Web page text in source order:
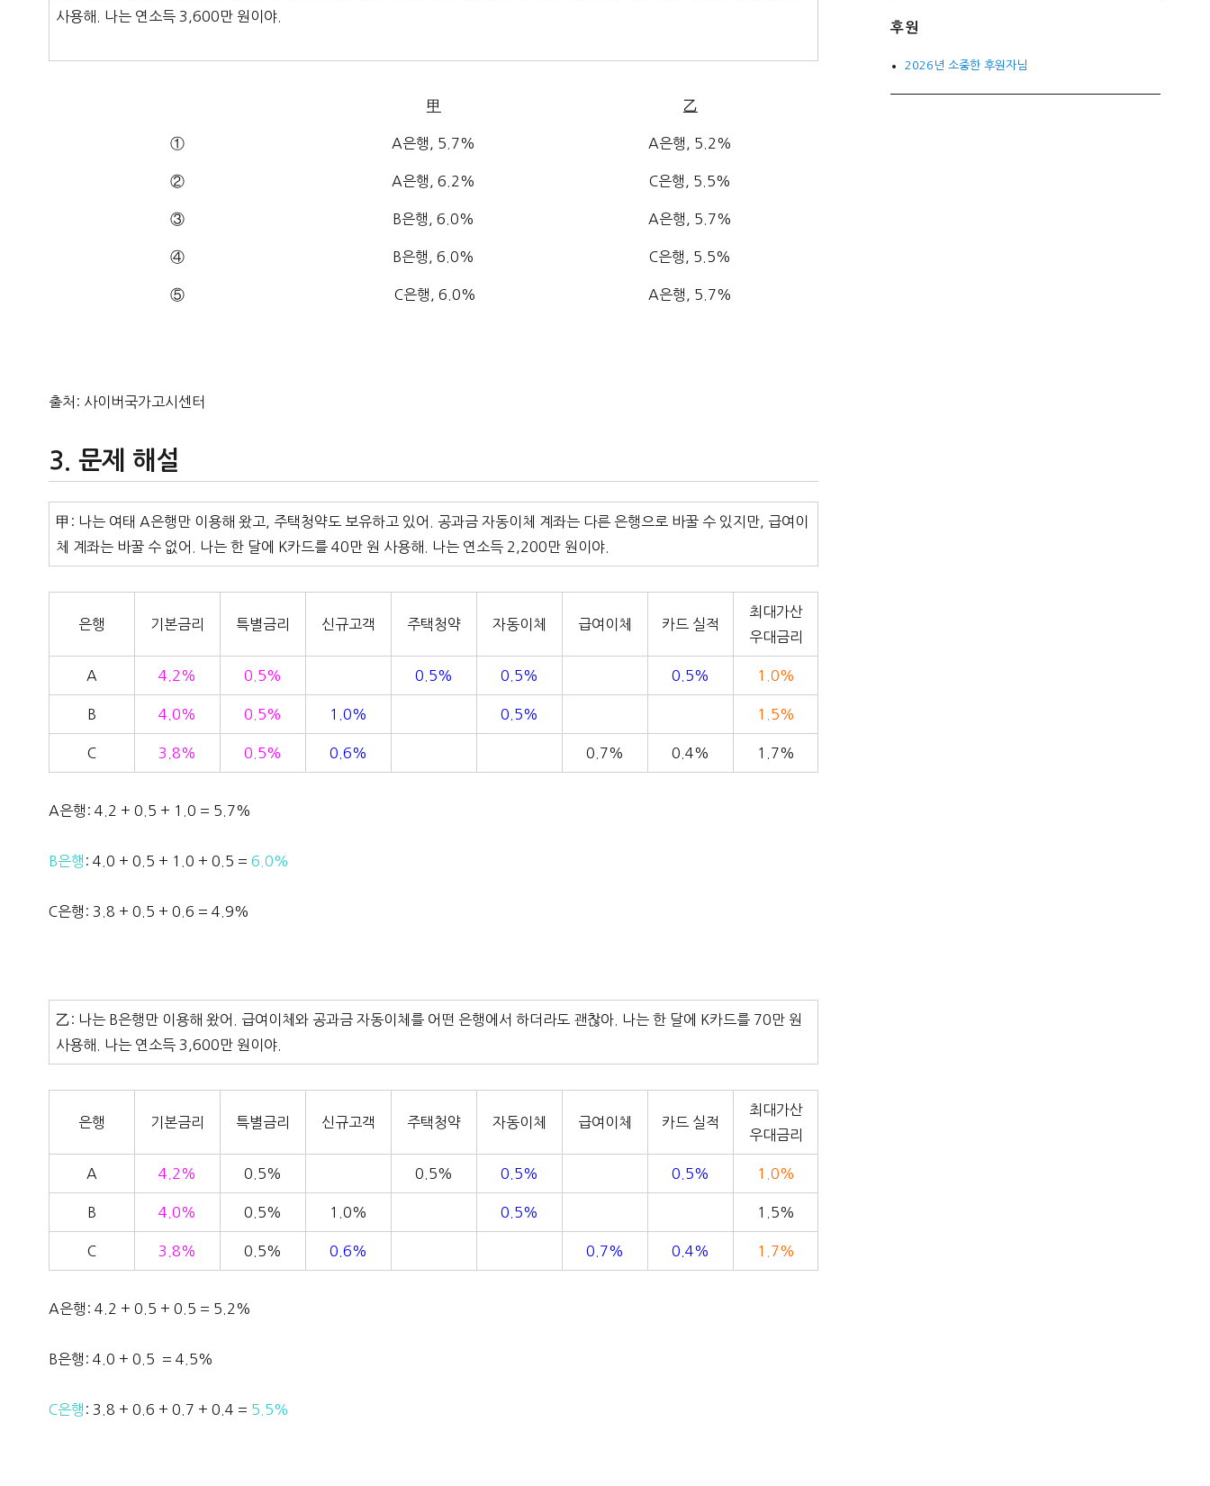
사용해. 나는 연소득 3,600만 원이야.
甲 乙
① A은행, 5.7% A은행, 5.2%
② A은행, 6.2% C은행, 5.5%
③ B은행, 6.0% A은행, 5.7%
④ B은행, 6.0% C은행, 5.5%
⑤ C은행, 6.0% A은행, 5.7%
출처: 사이버국가고시센터
문제 해설
甲: 나는 여태 A은행만 이용해 왔고, 주택청약도 보유하고 있어. 공과금 자동이체 계좌는 다른 은행으로 바꿀 수 있지만, 급여이
체 계좌는 바꿀 수 없어. 나는 한 달에 K카드를 40만 원 사용해. 나는 연소득 2,200만 원이야.
은행 기본금리 특별금리 신규고객 주택청약 자동이체 급여이체 카드 실적
최대가산
우대금리
A 4.2% 0.5% 0.5% 0.5% 0.5% 1.0%
B 4.0% 0.5% 1.0% 0.5% 1.5%
C 3.8% 0.5% 0.6% 0.7% 0.4% 1.7%
A은행: 4.2 + 0.5 + 1.0 = 5.7%
B은행 : 4.0 + 0.5 + 1.0 + 0.5 =6.0%
C은행: 3.8 + 0.5 + 0.6 = 4.9%
乙: 나는 B은행만 이용해 왔어. 급여이체와 공과금 자동이체를 어떤 은행에서 하더라도 괜찮아. 나는 한 달에 K카드를 70만 원
사용해. 나는 연소득 3,600만 원이야.
은행 기본금리 특별금리 신규고객 주택청약 자동이체 급여이체 카드 실적
최대가산
우대금리
A 4.2% 0.5% 0.5% 0.5% 0.5% 1.0%
B 4.0% 0.5% 1.0% 0.5% 1.5%
C 3.8% 0.5% 0.6% 0.7% 0.4% 1.7%
A은행: 4.2 + 0.5 + 0.5 = 5.2%
B은행: 4.0 + 0.5 = 4.5%
C은행 : 3.8 + 0.6 + 0.7 + 0.4 = 5.5%
후원
2026년 소중한 후원자님